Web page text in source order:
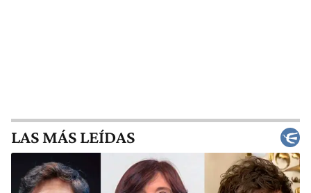
LAS MÁS LEÍDAS